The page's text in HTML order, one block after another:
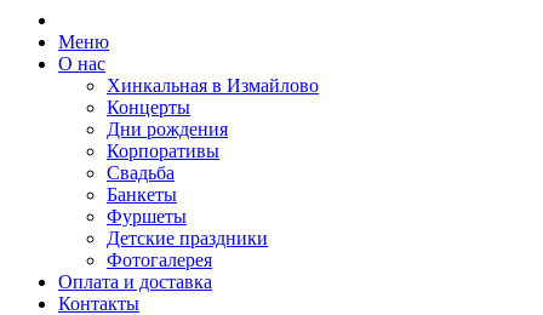
Меню
О нас
Хинкальная в Измайлово
Концерты
Дни рождения
Корпоративы
Свадьба
Банкеты
Фуршеты
Детские праздники
Фотогалерея
Оплата и доставка
Контакты